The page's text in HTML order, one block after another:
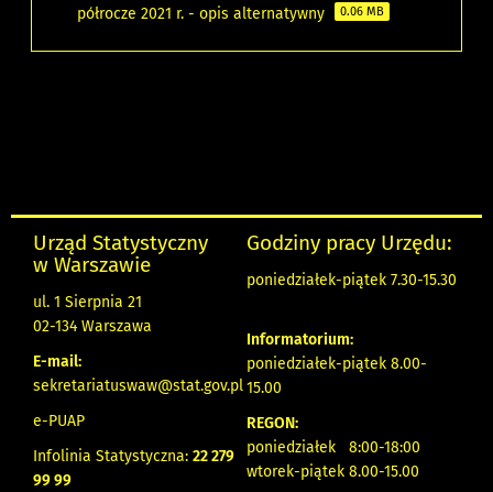
półrocze 2021 r. - opis alternatywny
0.06 MB
Urząd Statystyczny
w Warszawie
ul. 1 Sierpnia 21
02-134 Warszawa
E-mail:
sekretariatuswaw@stat.gov.pl
e-PUAP
Infolinia Statystyczna: 22 279
99 99
Godziny pracy Urzędu:
poniedziałek-piątek 7.30-15.30
Informatorium:
poniedziałek-piątek 8.00-
15.00
REGON:
poniedziałek 8:00-18:00
wtorek-piątek 8.00-15.00